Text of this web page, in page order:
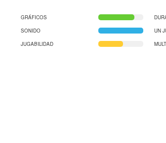
GRÁFICOS
SONIDO
UN
JUGABILIDAD